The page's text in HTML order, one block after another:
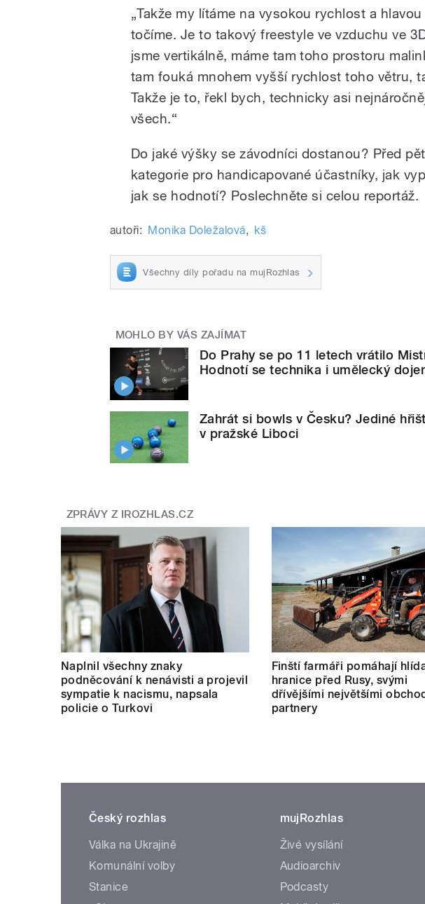
„Takže my lítáme na vysokou rychlost a
točíme. Je to takový freestyle ve vzduchu ve
jsme vertikálně, máme tam toho prostoru
tam fouká mnohem vyšší rychlost toho větru,
Takže je to, řekl bych, technicky asi
všech.“
Do jaké výšky se závodníci dostanou? Před
kategorie pro handicapované účastníky, jak
jak se hodnotí? Poslechněte si celou reportáž.
autoři: Monika Doležalová, kš
Všechny díly pořadu na mujRozhlas
MOHLO BY VÁS ZAJÍMAT
Do Prahy se po 11 letech vrátilo
Hodnotí se technika i umělecký
Zahrát si bowls v Česku? Jediné
v pražské Liboci
ZPRÁVY Z IROZHLAS.CZ
Naplnil všechny znaky
podněcování k nenávisti a projevil
sympatie k nacismu, napsala
policie o Turkovi
Finští farmáři pomáhají
hranice před Rusy, svými
dřívějšími největšími
partnery
Český rozhlas
Válka na Ukrajině
Komunální volby
Stanice
mujRozhlas
Živé vysílání
Audioarchiv
Podcasty